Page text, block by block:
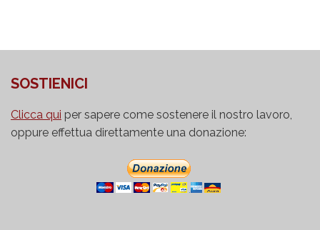
SOSTIENICI
Clicca qui per sapere come sostenere il nostro lavoro,
oppure effettua direttamente una donazione: